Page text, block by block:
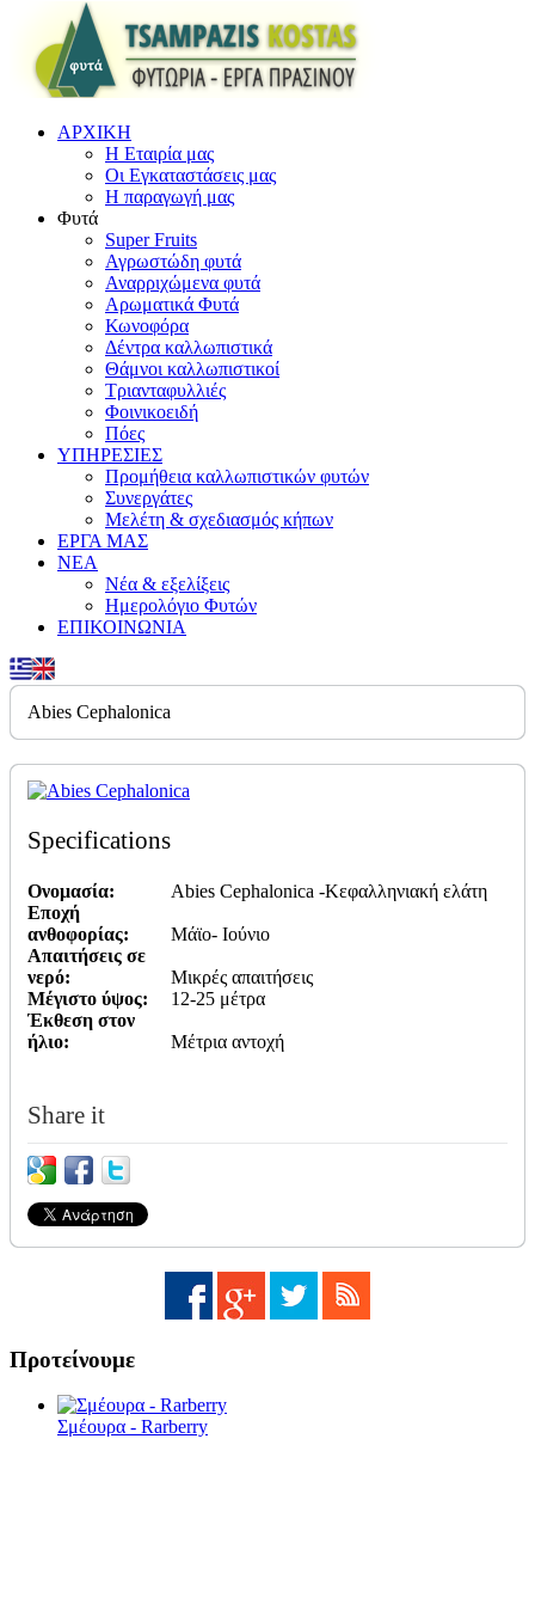
ΑΡΧΙΚΗ
Η Εταιρία μας
Οι Εγκαταστάσεις μας
Η παραγωγή μας
Φυτά
Super Fruits
Αγρωστώδη φυτά
Αναρριχώμενα φυτά
Αρωματικά Φυτά
Κωνοφόρα
Δέντρα καλλωπιστικά
Θάμνοι καλλωπιστικοί
Τριανταφυλλιές
Φοινικοειδή
Πόες
ΥΠΗΡΕΣΙΕΣ
Προμήθεια καλλωπιστικών φυτών
Συνεργάτες
Μελέτη & σχεδιασμός κήπων
ΕΡΓΑ ΜΑΣ
ΝΕΑ
Νέα & εξελίξεις
Ημερολόγιο Φυτών
ΕΠΙΚΟΙΝΩΝΙΑ
Abies Cephalonica
Specifications
Ονομασία:
Abies Cephalonica -Κεφαλληνιακή ελάτη
Εποχή
ανθοφορίας:
Μάϊο- Ιούνιο
Απαιτήσεις σε
νερό:
Μικρές απαιτήσεις
Μέγιστο ύψος:
12-25 μέτρα
Έκθεση στον
ήλιο:
Μέτρια αντοχή
Share it
Προτείνουμε
Σμέουρα - Rarberry